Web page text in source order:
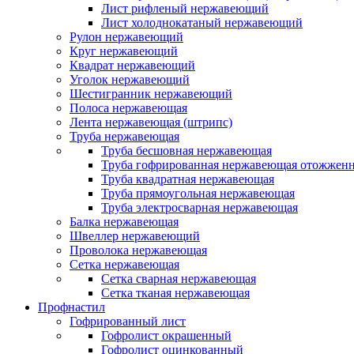
Лист рифленый нержавеющий
Лист холоднокатаный нержавеющий
Рулон нержавеющий
Круг нержавеющий
Квадрат нержавеющий
Уголок нержавеющий
Шестигранник нержавеющий
Полоса нержавеющая
Лента нержавеющая (штрипс)
Труба нержавеющая
Труба бесшовная нержавеющая
Труба гофрированная нержавеющая
Труба квадратная нержавеющая
Труба прямоугольная нержавеющая
Труба электросварная нержавеющая
Балка нержавеющая
Швеллер нержавеющий
Проволока нержавеющая
Сетка нержавеющая
Сетка сварная нержавеющая
Сетка тканая нержавеющая
Профнастил
Гофрированный лист
Гофролист окрашенный
Гофролист оцинкованный